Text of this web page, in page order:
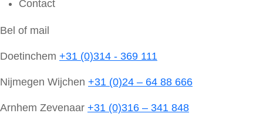
Contact
Bel of mail
Doetinchem +31 (0)314 - 369 111
Nijmegen Wijchen +31 (0)24 – 64 88 666
Arnhem Zevenaar +31 (0)316 – 341 848